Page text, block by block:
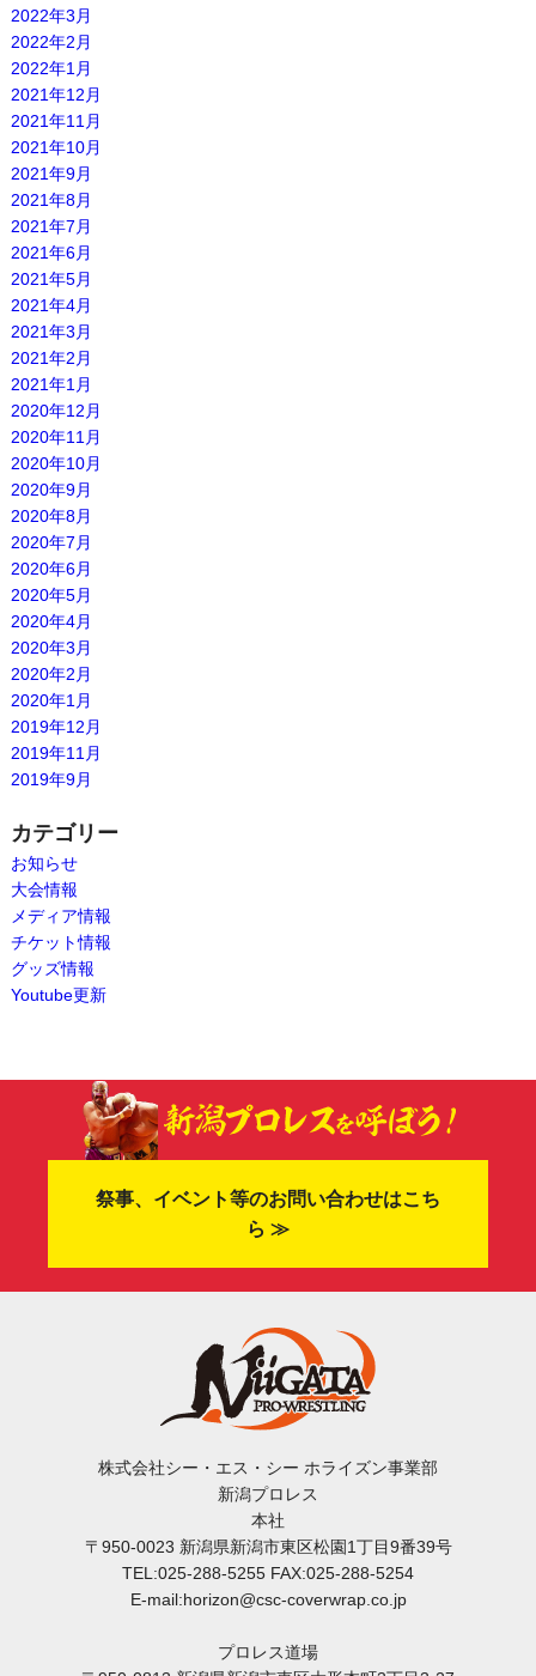
2022年3月
2022年2月
2022年1月
2021年12月
2021年11月
2021年10月
2021年9月
2021年8月
2021年7月
2021年6月
2021年5月
2021年4月
2021年3月
2021年2月
2021年1月
2020年12月
2020年11月
2020年10月
2020年9月
2020年8月
2020年7月
2020年6月
2020年5月
2020年4月
2020年3月
2020年2月
2020年1月
2019年12月
2019年11月
2019年9月
カテゴリー
お知らせ
大会情報
メディア情報
チケット情報
グッズ情報
Youtube更新
祭事、イベント等のお問い合わせはこち
ら ≫
株式会社シー・エス・シー ホライズン事業部
新潟プロレス
本社
〒950-0023 新潟県新潟市東区松園1丁目9番39号
TEL:025-288-5255 FAX:025-288-5254
E-mail:horizon@csc-coverwrap.co.jp
プロレス道場